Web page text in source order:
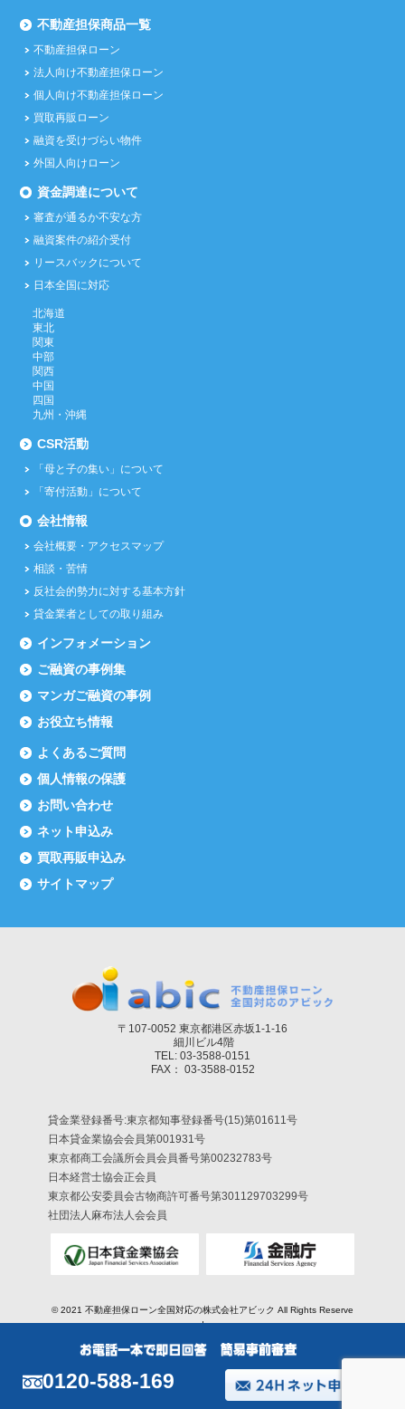
不動産担保商品一覧
不動産担保ローン
法人向け不動産担保ローン
個人向け不動産担保ローン
買取再販ローン
融資を受けづらい物件
外国人向けローン
資金調達について
審査が通るか不安な方
融資案件の紹介受付
リースバックについて
日本全国に対応
北海道
東北
関東
中部
関西
中国
四国
九州・沖縄
CSR活動
「母と子の集い」について
「寄付活動」について
会社情報
会社概要・アクセスマップ
相談・苦情
反社会的勢力に対する基本方針
貸金業者としての取り組み
インフォメーション
ご融資の事例集
マンガご融資の事例
お役立ち情報
よくあるご質問
個人情報の保護
お問い合わせ
ネット申込み
買取再販申込み
サイトマップ
〒107-0052 東京都港区赤坂1-1-16
細川ビル4階
TEL: 03-3588-0151
FAX： 03-3588-0152
貸金業登録番号:東京都知事登録番号(15)第01611号
日本貸金業協会会員第001931号
東京都商工会議所会員会員番号第00232783号
日本経営士協会正会員
東京都公安委員会古物商許可番号第301129703299号
社団法人麻布法人会会員
© 2021 不動産担保ローン全国対応の株式会社アビック All Rights Reserve
d.
0120-588-169